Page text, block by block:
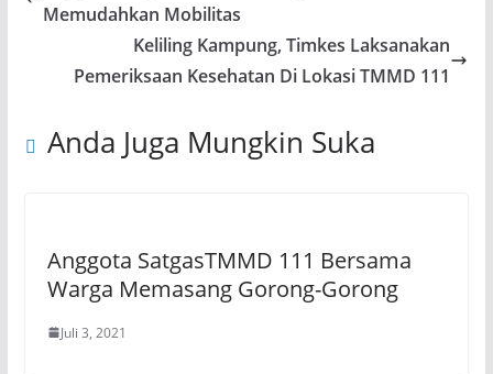
Memudahkan Mobilitas
Keliling Kampung, Timkes Laksanakan
Pemeriksaan Kesehatan Di Lokasi TMMD 111
Anda Juga Mungkin Suka
Anggota SatgasTMMD 111 Bersama
Warga Memasang Gorong-Gorong
Juli 3, 2021